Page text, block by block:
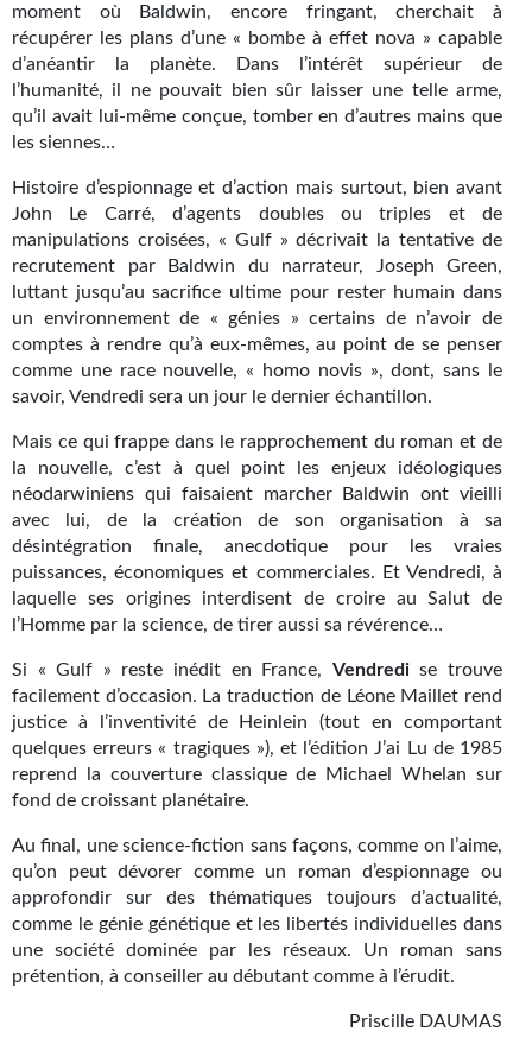
Journal d'un homme des bois
FORUMS
CONTACT
F.A.Q.
Soumettre un manuscrit
Support technique
moment où Baldwin, encore fringant, cherchait à
récupérer les plans d’une « bombe à effet nova » capable
d’anéantir la planète. Dans l’intérêt supérieur de
l’humanité, il ne pouvait bien sûr laisser une telle arme,
qu’il avait lui-même conçue, tomber en d’autres mains que
les siennes…
Histoire d’espionnage et d’action mais surtout, bien avant
John Le Carré, d’agents doubles ou triples et de
manipulations croisées, « Gulf » décrivait la tentative de
recrutement par Baldwin du narrateur, Joseph Green,
luttant jusqu’au sacrifice ultime pour rester humain dans
un environnement de « génies » certains de n’avoir de
comptes à rendre qu’à eux-mêmes, au point de se penser
comme une race nouvelle, « homo novis », dont, sans le
savoir, Vendredi sera un jour le dernier échantillon.
Mais ce qui frappe dans le rapprochement du roman et de
la nouvelle, c’est à quel point les enjeux idéologiques
néodarwiniens qui faisaient marcher Baldwin ont vieilli
avec lui, de la création de son organisation à sa
désintégration finale, anecdotique pour les vraies
puissances, économiques et commerciales. Et Vendredi, à
laquelle ses origines interdisent de croire au Salut de
l’Homme par la science, de tirer aussi sa révérence…
Si « Gulf » reste inédit en France, Vendredise trouve
facilement d’occasion. La traduction de Léone Maillet rend
justice à l’inventivité de Heinlein (tout en comportant
quelques erreurs « tragiques »), et l’édition J’ai Lu de 1985
reprend la couverture classique de Michael Whelan sur
fond de croissant planétaire.
Au final, une science-fiction sans façons, comme on l’aime,
qu’on peut dévorer comme un roman d’espionnage ou
approfondir sur des thématiques toujours d’actualité,
comme le génie génétique et les libertés individuelles dans
une société dominée par les réseaux. Un roman sans
prétention, à conseiller au débutant comme à l’érudit.
Priscille DAUMAS